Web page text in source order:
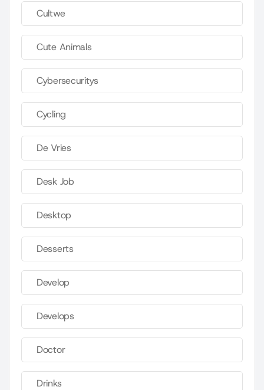
Cultwe
Cute Animals
Cybersecuritys
Cycling
De Vries
Desk Job
Desktop
Desserts
Develop
Develops
Doctor
Drinks